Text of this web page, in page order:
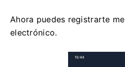
Ahora puedes registrarte
electrónico.